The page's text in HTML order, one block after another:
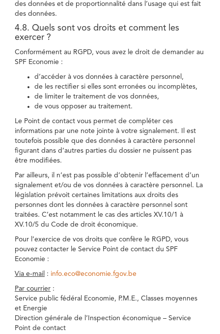
des données et de proportionnalité dans l’usage qui est fait
des données.
4.8. Quels sont vos droits et comment les
exercer ?
Conformément au RGPD, vous avez le droit de demander au
SPF Economie :
d’accéder à vos données à caractère personnel,
de les rectifier si elles sont erronées ou incomplètes,
de limiter le traitement de vos données,
de vous opposer au traitement.
Le Point de contact vous permet de compléter ces
informations par une note jointe à votre signalement. Il est
toutefois possible que des données à caractère personnel
figurant dans d’autres parties du dossier ne puissent pas
être modifiées.
Par ailleurs, il n’est pas possible d’obtenir l’effacement d’un
signalement et/ou de vos données à caractère personnel. La
législation prévoit certaines limitations aux droits des
personnes dont les données à caractère personnel sont
traitées. C’est notamment le cas des articles XV.10/1 à
XV.10/5 du Code de droit économique.
Pour l’exercice de vos droits que confère le RGPD, vous
pouvez contacter le Service Point de contact du SPF
Economie :
Via e-mail : info.eco@economie.fgov.be
Par courrier :
Service public fédéral Economie, P.M.E., Classes moyennes
et Energie
Direction générale de l’Inspection économique – Service
Point de contact